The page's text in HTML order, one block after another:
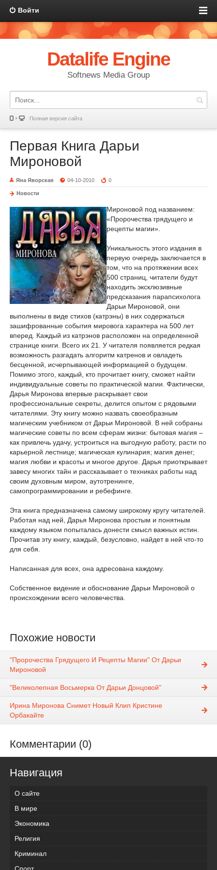
Войти
Datalife Engine
Softnews Media Group
Полная версия сайта
Первая Книга Дарьи
Мироновой
Яна Яворская 04-10-2010 0
Новости
Мироновой под названием:
«Пророчества грядущего и
рецепты магии».
Уникальность этого издания в
первую очередь заключается в
том, что на протяжении всех
500 страниц, читатели будут
находить эксклюзивные
предсказания парапсихолога
Дарьи Мироновой, они
выполнены в виде стихов (катрэны) в них содержаться
зашифрованные события мировога характера на 500 лет
вперед. Каждый из катрэнов расположен на определенной
странице книги. Всего их 21. У читателя появляется редкая
возможность разгадать алгоритм катренов и овладеть
бесценной, исчерпывающей информацией о будущем.
Помимо этого, каждый, кто прочитает книгу, сможет найти
индивидуальные советы по практической магии. Фактически,
Дарья Миронова впервые раскрывает свои
профессиональные секреты, делится опытом с рядовыми
читателями. Эту книгу можно назвать своеобразным
магическим учебником от Дарьи Мироновой. В ней собраны
магические советы по всем сферам жизни: бытовая магия –
как привлечь удачу, устроиться на выгодную работу, расти по
карьерной лестнице; магическая кулинария; магия денег;
магия любви и красоты и многое другое. Дарья приоткрывает
завесу многих тайн и рассказывает о техниках работы над
своим духовным миром, аутотренинге,
самопрограммировании и ребефинге.
Эта книга предназначена самому широкому кругу читателей.
Работая над ней, Дарья Миронова простым и понятным
каждому языком попыталась донести смысл важных истин.
Прочитав эту книгу, каждый, безусловно, найдет в ней что-то
для себя.
Написанная для всех, она адресована каждому.
Собственное видение и обоснование Дарьи Мироновой о
происхождении всего человечества.
Похожие новости
"Пророчества Грядущего И Рецепты Магии" От Дарьи
Мироновой
"Великолепная Восьмерка От Дарьи Донцовой"
Ирина Миронова Снимет Новый Клип Кристине
Орбакайте
Комментарии (0)
Навигация
О сайте
В мире
Экономика
Религия
Криминал
Спорт